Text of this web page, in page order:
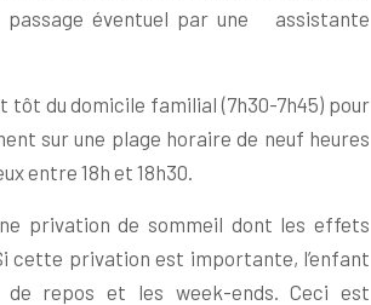
passage éventuel par une assistante
du domicile familial (7h30-7h45) pour
sur une plage horaire de neuf heures
entre 18h et 18h30.
privation de sommeil dont les effets
cette privation est importante, l’enfant
repos et les week-ends. Ceci est